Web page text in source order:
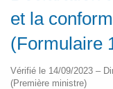
et la
(Formulaire
Vérifié le 14/09/2023 –
(Première ministre)